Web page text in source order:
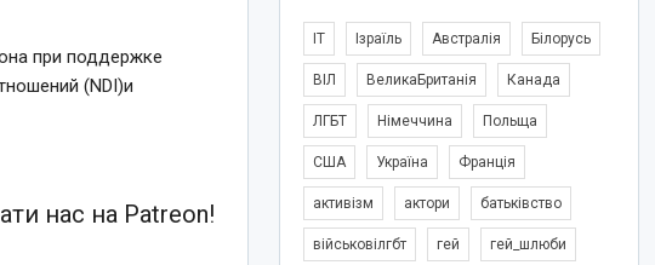
при поддержке
(NDI)и
нас на Patreon!
IT Ізраїль Австралія Білорусь
ВІЛ ВеликаБританія Канада
ЛГБТ Німеччина Польща
США Україна Франція
активізм актори батьківство
військовілгбт гей гей_шлюби